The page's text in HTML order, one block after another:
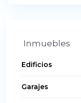
Inmuebles
Edificios
Garajes